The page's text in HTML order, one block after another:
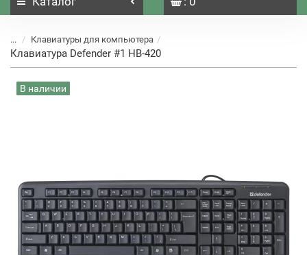
... Клавиатуры для компьютера
Клавиатура Defender #1 HB-420
В наличии